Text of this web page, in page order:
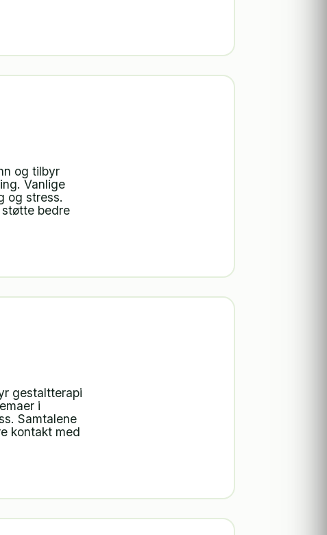
og tilbyr
Vanlige
og stress.
bedre
gestaltterapi
i
Samtalene
kontakt med